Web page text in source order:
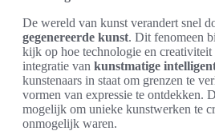
De wereld van kunst verandert snel
gegenereerde kunst. Dit fenomeen
kijk op hoe technologie en creativiteit
integratie van kunstmatige
kunstenaars in staat om grenzen te
vormen van expressie te ontdekken.
mogelijk om unieke kunstwerken te
onmogelijk waren.